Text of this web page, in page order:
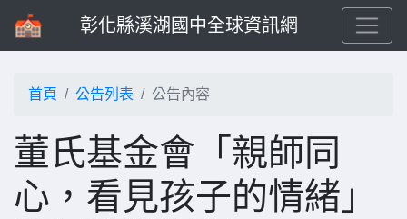
彰化縣溪湖國中全球資訊網
首頁 公告列表 公告內容
董氏基金會「親師同
心，看見孩子的情緒」